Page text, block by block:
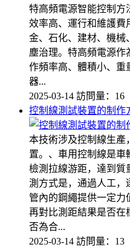
特高頻電源智能控制方
效率高、運行和維護費
金、石化、建材、機械
塵治理。特高頻電源作
作頻率高、體積小、重
器...
2025-03-14 訪問量：16
控制線測試裝置的制作
本技術涉及控制線生產
置。、車用控制線是車
檢測拉線游距，達到質
測方式是，通過人工，
管內的鋼繩提供一定力
再對比測距結果是否在
否為合...
2025-03-14 訪問量：13